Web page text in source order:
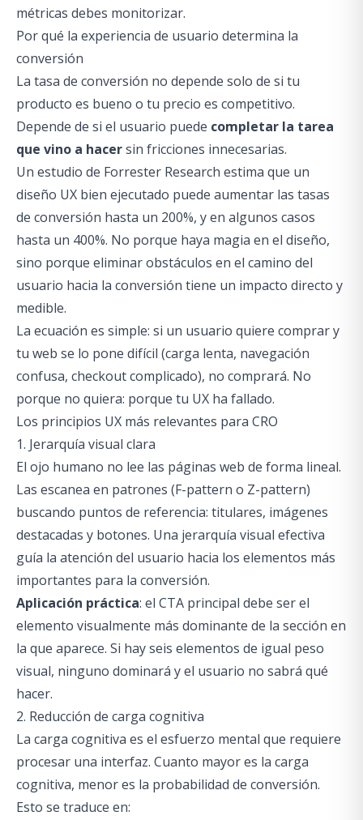
métricas debes monitorizar.
Por qué la experiencia de usuario determina la
conversión
La tasa de conversión no depende solo de si tu
producto es bueno o tu precio es competitivo.
Depende de si el usuario puede completar la tarea
que vino a hacersin fricciones innecesarias.
Un estudio de Forrester Research estima que un
diseño UX bien ejecutado puede aumentar las tasas
de conversión hasta un 200%, y en algunos casos
hasta un 400%. No porque haya magia en el diseño,
sino porque eliminar obstáculos en el camino del
usuario hacia la conversión tiene un impacto directo y
medible.
La ecuación es simple: si un usuario quiere comprar y
tu web se lo pone difícil (carga lenta, navegación
confusa, checkout complicado), no comprará. No
porque no quiera: porque tu UX ha fallado.
Los principios UX más relevantes para CRO
1. Jerarquía visual clara
El ojo humano no lee las páginas web de forma lineal.
Las escanea en patrones (F-pattern o Z-pattern)
buscando puntos de referencia: titulares, imágenes
destacadas y botones. Una jerarquía visual efectiva
guía la atención del usuario hacia los elementos más
importantes para la conversión.
Aplicación práctica: el CTA principal debe ser el
elemento visualmente más dominante de la sección en
la que aparece. Si hay seis elementos de igual peso
visual, ninguno dominará y el usuario no sabrá qué
hacer.
2. Reducción de carga cognitiva
La carga cognitiva es el esfuerzo mental que requiere
procesar una interfaz. Cuanto mayor es la carga
cognitiva, menor es la probabilidad de conversión.
Esto se traduce en: